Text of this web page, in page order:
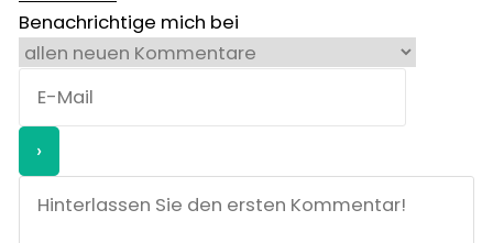
Benachrichtige mich bei